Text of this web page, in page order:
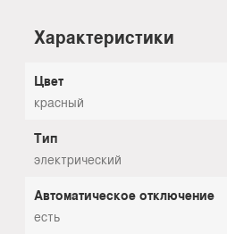
Характеристики
Цвет
красный
Тип
электрический
Автоматическое отключение
есть